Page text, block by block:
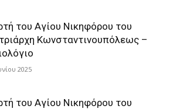
του Αγίου Νικηφόρου του
Κωνσταντινουπόλεως –
2025
του Αγίου Νικηφόρου του